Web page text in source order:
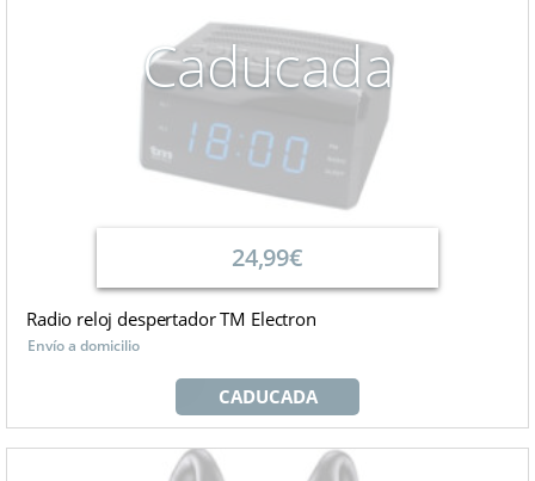
Caducada
24,99€
Radio reloj despertador TM Electron
Envío a domicilio
CADUCADA